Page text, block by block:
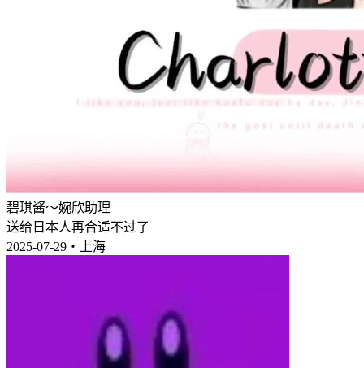
碧琪酱～婉欣助理
送给日本人再合适不过了
2025-07-29・上海